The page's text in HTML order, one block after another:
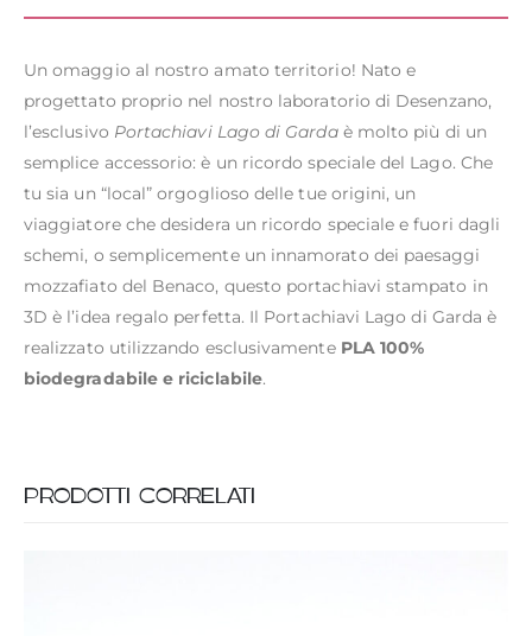
Un omaggio al nostro amato territorio! Nato e
progettato proprio nel nostro laboratorio di Desenzano,
l’esclusivo Portachiavi Lago di Gardaè molto più di un
semplice accessorio: è un ricordo speciale del Lago. Che
tu sia un “local” orgoglioso delle tue origini, un
viaggiatore che desidera un ricordo speciale e fuori dagli
schemi, o semplicemente un innamorato dei paesaggi
mozzafiato del Benaco, questo portachiavi stampato in
3D è l’idea regalo perfetta. Il Portachiavi Lago di Garda è
realizzato utilizzando esclusivamente PLA 100%
biodegradabile e riciclabile.
PRODOTTI CORRELATI